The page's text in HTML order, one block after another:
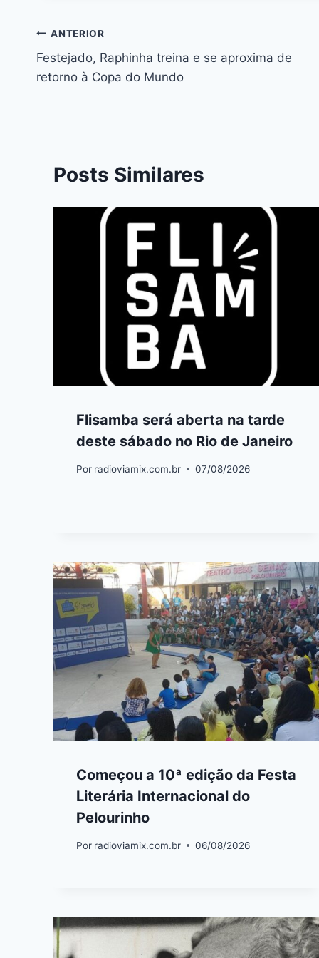
ANTERIOR
Festejado, Raphinha treina e se aproxima de
retorno à Copa do Mundo
Posts Similares
Flisamba será aberta na tarde
deste sábado no Rio de Janeiro
Por radioviamix.com.br 07/08/2026
Começou a 10ª edição da Festa
Literária Internacional do
Pelourinho
Por radioviamix.com.br 06/08/2026